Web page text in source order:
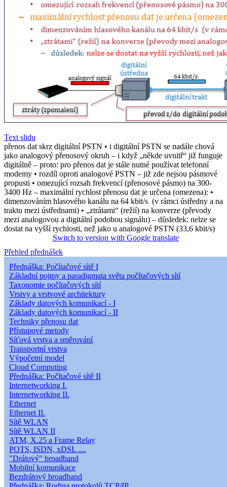
Text slidu
přenos dat skrz digitální PSTN • i digitální PSTN se nadále chová
jako analogový přenosový okruh – i když „někde uvnitř“ již funguje
digitálně – proto: pro přenos dat je stále nutné používat telefonní
modemy • rozdíl oproti analogové PSTN – již zde nejsou pásmové
propusti • omezující rozsah frekvencí (přenosové pásmo) na 300-
3400 Hz – maximální rychlost přenosu dat je určena (omezena): •
dimenzováním hlasového kanálu na 64 kbit/s (v rámci ústředny a na
traktu mezi ústřednami) • „ztrátami“ (režií) na konverze (převody
mezi analogovou a digitální podobou signálu) – důsledek: nelze se
dostat na vyšší rychlosti, než jako u analogové PSTN (33,6 kbit/s)
Switch to version with Google translate
Přehled přednášek
Přednáška: Počítačové sítě I
Základní pojmy a paradigmata světa počítačových sítí
Taxonomie počítačových sítí
Vrstvy a vrstvové architektury
Základy datových komunikací - I
Základy datových komunikací - II
Techniky přenosu dat
Přístupové metody
Síťová vrstva a směrování
Transportní vrstva
Výpočetní model
Cloud Computing
Přednáška: Počítačové sítě II
Internetworking I.
Internetworking II.
Ethernet
Ethernet II.
Sítě WLAN
Sítě WLAN II
ATM, X.25 a Frame Relay
POTS, ISDN, xDSL ....
"Drátový" broadband
Mobilní komunikace
Bezdrátový broadband